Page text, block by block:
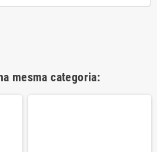
mesma categoria: